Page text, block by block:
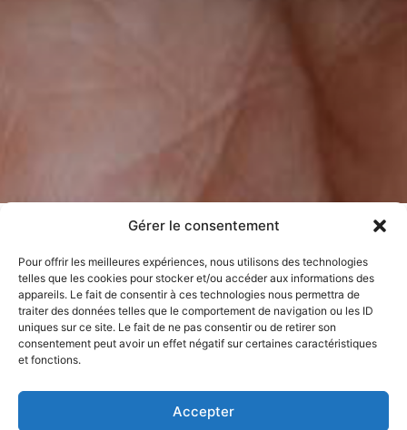
Gérer le consentement
Pour offrir les meilleures expériences, nous utilisons des technologies
telles que les cookies pour stocker et/ou accéder aux informations des
appareils. Le fait de consentir à ces technologies nous permettra de
traiter des données telles que le comportement de navigation ou les ID
uniques sur ce site. Le fait de ne pas consentir ou de retirer son
consentement peut avoir un effet négatif sur certaines caractéristiques
et fonctions.
Accepter
ENTREPRISES & GROUPES
NOTRE HISTOIRE
CONTACT
BLOG